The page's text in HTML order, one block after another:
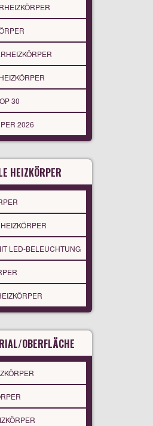
30
2026
HEIZKÖRPER
LED-BELEUCHTUNG
OBERFLÄCHE